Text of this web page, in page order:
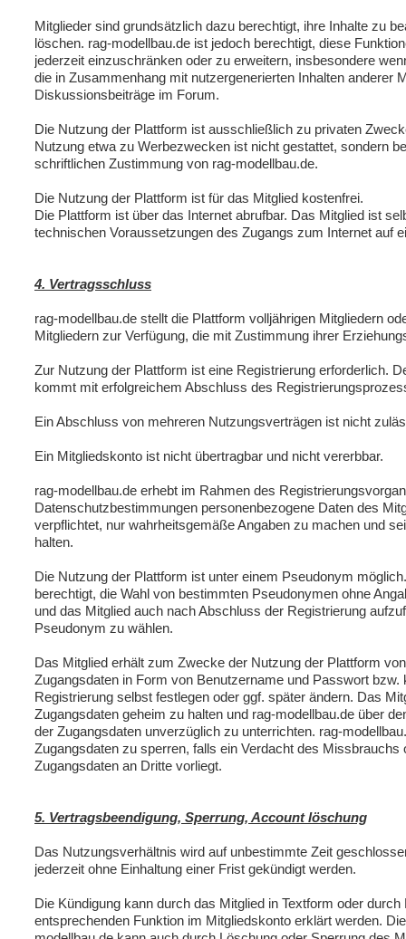
Mitglieder sind grundsätzlich dazu berechtigt, ihre Inhalte zu
löschen. rag-modellbau.de ist jedoch berechtigt, diese
jederzeit einzuschränken oder zu erweitern, insbesondere
die in Zusammenhang mit nutzergenerierten Inhalten anderer
Diskussionsbeiträge im Forum.
Die Nutzung der Plattform ist ausschließlich zu privaten
Nutzung etwa zu Werbezwecken ist nicht gestattet, sondern
schriftlichen Zustimmung von rag-modellbau.de.
Die Nutzung der Plattform ist für das Mitglied kostenfrei.
Die Plattform ist über das Internet abrufbar. Das Mitglied ist
technischen Voraussetzungen des Zugangs zum Internet auf
4. Vertragsschluss
rag-modellbau.de stellt die Plattform volljährigen Mitgliedern
Mitgliedern zur Verfügung, die mit Zustimmung ihrer
Zur Nutzung der Plattform ist eine Registrierung erforderlich.
kommt mit erfolgreichem Abschluss des
Ein Abschluss von mehreren Nutzungsverträgen ist nicht
Ein Mitgliedskonto ist nicht übertragbar und nicht vererbbar.
rag-modellbau.de erhebt im Rahmen des
Datenschutzbestimmungen personenbezogene Daten des
verpflichtet, nur wahrheitsgemäße Angaben zu machen und
halten.
Die Nutzung der Plattform ist unter einem Pseudonym
berechtigt, die Wahl von bestimmten Pseudonymen ohne
und das Mitglied auch nach Abschluss der Registrierung
Pseudonym zu wählen.
Das Mitglied erhält zum Zwecke der Nutzung der Plattform
Zugangsdaten in Form von Benutzername und Passwort bzw.
Registrierung selbst festlegen oder ggf. später ändern. Das
Zugangsdaten geheim zu halten und rag-modellbau.de über
der Zugangsdaten unverzüglich zu unterrichten. rag-
Zugangsdaten zu sperren, falls ein Verdacht des
Zugangsdaten an Dritte vorliegt.
5. Vertragsbeendigung, Sperrung, Account löschung
Das Nutzungsverhältnis wird auf unbestimmte Zeit
jederzeit ohne Einhaltung einer Frist gekündigt werden.
Die Kündigung kann durch das Mitglied in Textform oder durch
entsprechenden Funktion im Mitgliedskonto erklärt werden.